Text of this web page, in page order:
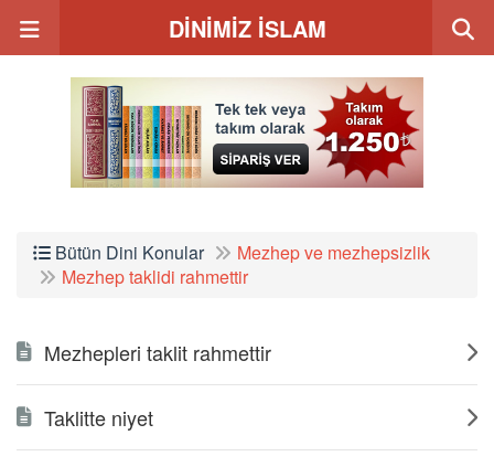
DİNİMİZ İSLAM
Bütün Dini Konular
Mezhep ve mezhepsizlik
Mezhep taklidi rahmettir
Mezhepleri taklit rahmettir
Taklitte niyet